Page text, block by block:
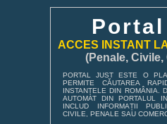
ACCES INSTANT
(Penale,
PORTAL JUST ESTE O
PERMITE CĂUTAREA
INSTANȚELE DIN ROMÂNIA.
AUTOMAT DIN PORTALUL
INCLUD INFORMAȚII
CIVILE, PENALE SAU